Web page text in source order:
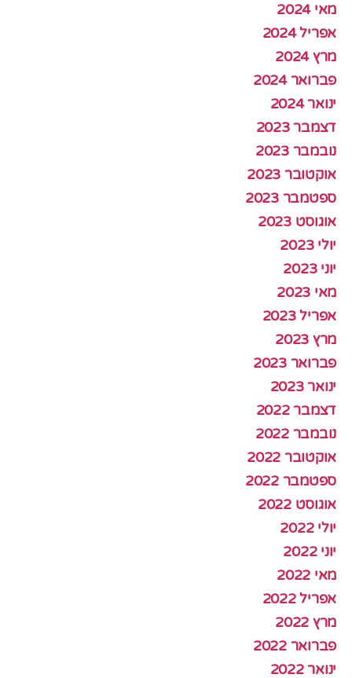
מאי 2024
אפריל 2024
מרץ 2024
פברואר 2024
ינואר 2024
דצמבר 2023
נובמבר 2023
אוקטובר 2023
ספטמבר 2023
אוגוסט 2023
יולי 2023
יוני 2023
מאי 2023
אפריל 2023
מרץ 2023
פברואר 2023
ינואר 2023
דצמבר 2022
נובמבר 2022
אוקטובר 2022
ספטמבר 2022
אוגוסט 2022
יולי 2022
יוני 2022
מאי 2022
אפריל 2022
מרץ 2022
פברואר 2022
ינואר 2022